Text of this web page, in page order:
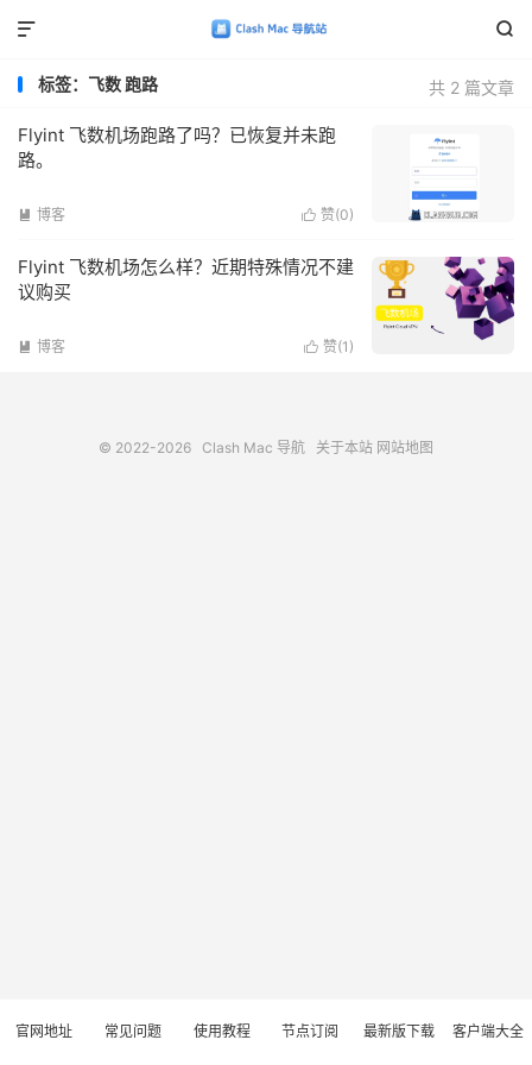


共 2 篇文章
标签：飞数 跑路
Flyint 飞数机场跑路了吗？已恢复并未跑
路。
 赞(0)
 博客
Flyint 飞数机场怎么样？近期特殊情况不建
议购买
 赞(1 )
 博客
© 2022-2026 Clash Mac 导航 关于本站 网站地图
官网地址 常见问题 使用教程 节点订阅 最新版下载 客户端大全